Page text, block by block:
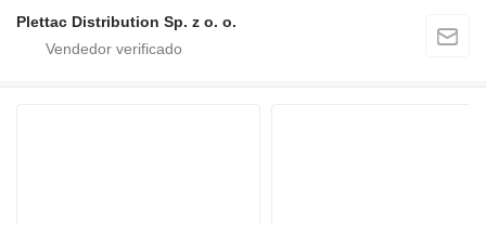
Plettac Distribution Sp. z o. o.